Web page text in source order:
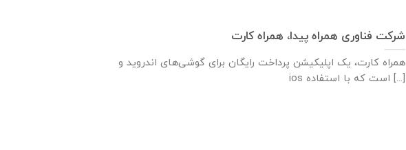
شرکت فناوری همراه پیدا، همراه کارت
همراه کارت، یک اپلیکیشن پرداخت رایگان برای گوشی‌های اندروید و
ios است که با استفاده [...]